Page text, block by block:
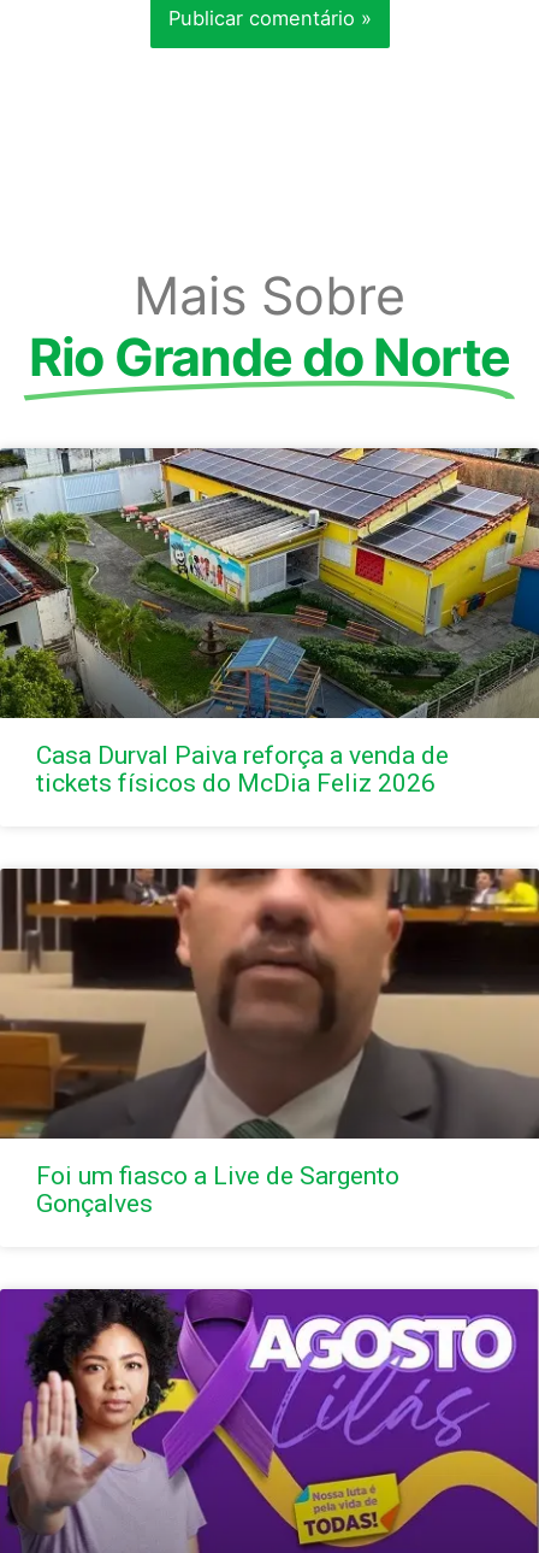
Mais Sobre
Rio Grande do Norte
Casa Durval Paiva reforça a venda de
tickets físicos do McDia Feliz 2026
Foi um fiasco a Live de Sargento
Gonçalves